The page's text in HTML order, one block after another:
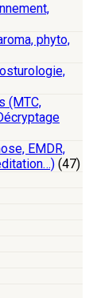
phyto,
(MTC,
EMDR,
(47)